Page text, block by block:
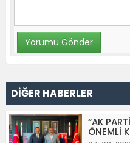
DİĞER HABERLER
“AK
ÖNEMLİ